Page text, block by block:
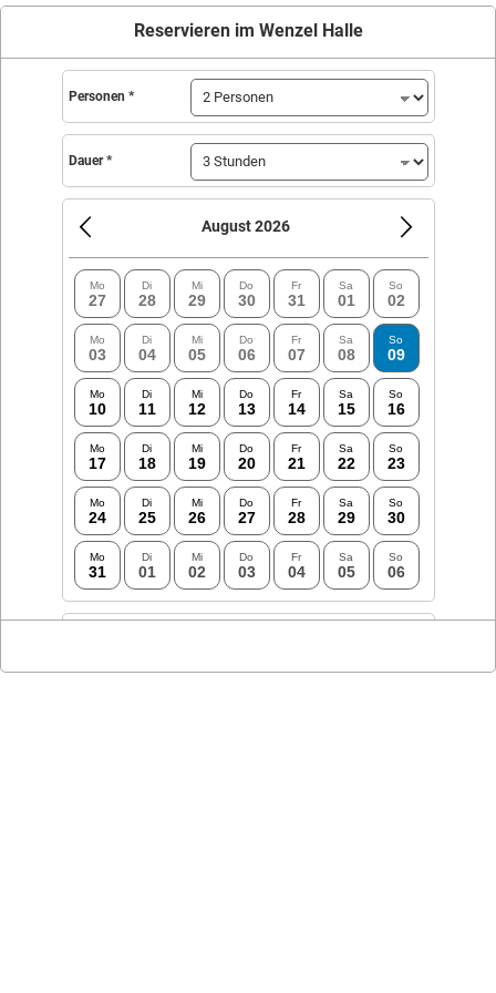
Reservieren im Wenzel Halle
Personen *
Dauer *
August 2026
Mo
27
Di
28
Mi
29
Do
30
Fr
31
Sa
01
So
02
Mo
03
Di
04
Mi
05
Do
06
Fr
07
Sa
08
So
09
Mo
10
Di
11
Mi
12
Do
13
Fr
14
Sa
15
So
16
Mo
17
Di
18
Mi
19
Do
20
Fr
21
Sa
22
So
23
Mo
24
Di
25
Mi
26
Do
27
Fr
28
Sa
29
So
30
Mo
31
Di
01
Mi
02
Do
03
Fr
04
Sa
05
So
06